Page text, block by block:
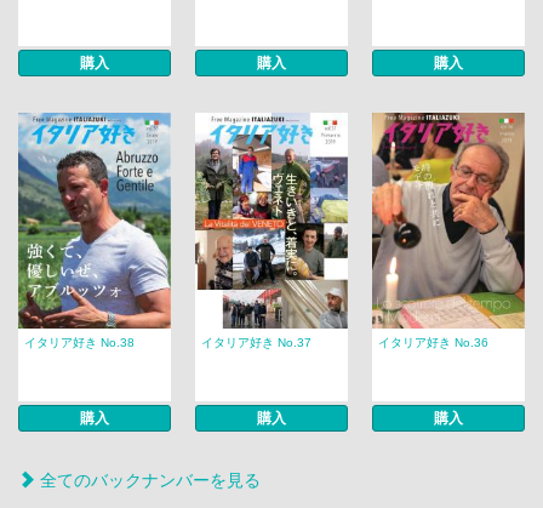
購入 購入 購入
イタリア好き No.38
購入
イタリア好き No.37
購入
イタリア好き No.36
購入
全てのバックナンバーを見る